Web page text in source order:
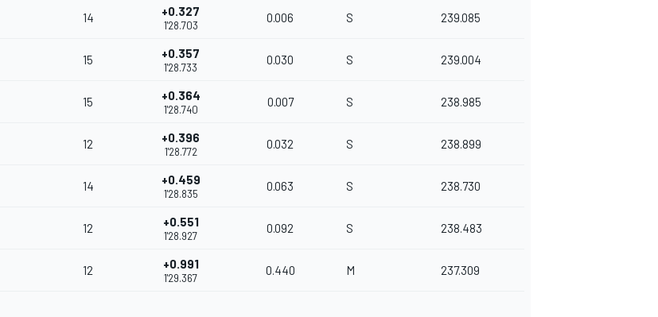
14 +0.327
1'28.703
0.006 S 239.085
15 +0.357
1'28.733
0.030 S 239.004
15 +0.364
1'28.740
0.007 S 238.985
12 +0.396
1'28.772
0.032 S 238.899
14 +0.459
1'28.835
0.063 S 238.730
12 +0.551
1'28.927
0.092 S 238.483
12 +0.991
1'29.367
0.440 M 237.309